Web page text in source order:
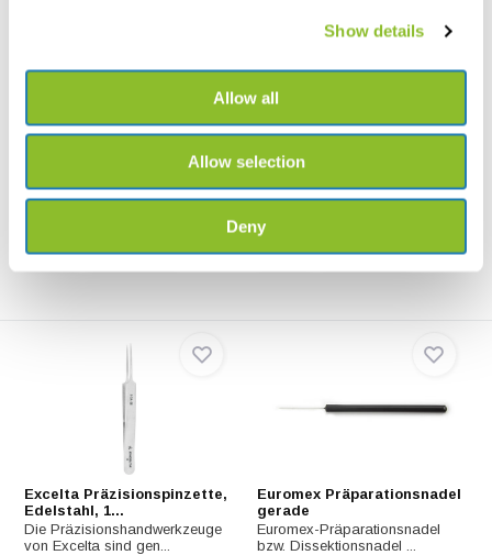
Show details
Allow all
Allow selection
Deny
15x18cm
Mit Buchbinderleinen verputzte
€20,91
Schwarze Insektenkiste
23x30cm
Mit Buchbinderleinen verputzte
Holzkiste.
€30,06
Excelta Präzisionspinzette,
Edelstahl, 1...
Die Präzisionshandwerkzeuge
von Excelta sind gen...
Euromex Präparationsnadel
gerade
Euromex-Präparationsnadel
bzw. Dissektionsnadel ...